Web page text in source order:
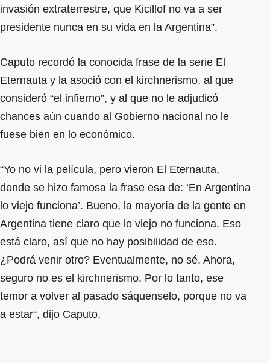
invasión extraterrestre, que Kicillof no va a ser
presidente nunca en su vida en la Argentina”.
Caputo recordó la conocida frase de la serie El
Eternauta y la asoció con el kirchnerismo, al que
consideró “el infierno”, y al que no le adjudicó
chances aún cuando al Gobierno nacional no le
fuese bien en lo económico.
“Yo no vi la película, pero vieron El Eternauta,
donde se hizo famosa la frase esa de: ‘En Argentina
lo viejo funciona’. Bueno, la mayoría de la gente en
Argentina tiene claro que lo viejo no funciona. Eso
está claro, así que no hay posibilidad de eso.
¿Podrá venir otro? Eventualmente, no sé. Ahora,
seguro no es el kirchnerismo. Por lo tanto, ese
temor a volver al pasado sáquenselo, porque no va
a estar“, dijo Caputo.